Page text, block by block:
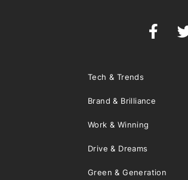
Tech & Trends
Brand & Brilliance
Work & Winning
Drive & Dreams
Green & Generation